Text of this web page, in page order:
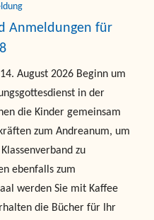
Anmeldungen für
August 2026 Beginn um
in der
die Kinder gemeinsam
zum Andreanum, um
zu
ebenfalls zum
werden Sie mit Kaffee
die Bücher für Ihr